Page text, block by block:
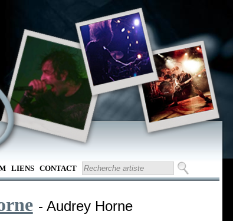
LIENS CONTACT
- Audrey Horne